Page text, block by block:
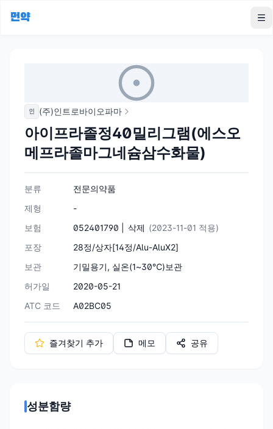
먼약
인 (주)인트로바이오파마
아이프라졸정40밀리그램(에스오
메프라졸마그네슘삼수화물)
분류
전문의약품
제형
-
보험
052401790 | 삭제 (2023-11-01 적용)
포장
28정/상자[14정/Alu-AluX2]
보관
기밀용기, 실온(1~30℃)보관
허가일
2020-05-21
ATC 코드
A02BC05
즐겨찾기 추가 메모 공유
성분함량